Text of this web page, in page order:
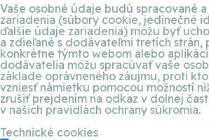
Vaše osobné údaje budú spracované
zariadenia (súbory cookie, jedinečné
ďalšie údaje zariadenia) môžu byť
a zdieľané s dodávateľmi tretích strán,
konkrétne týmto webom alebo
dodávatelia môžu spracúvať vaše
základe oprávneného záujmu, proti
vzniesť námietku pomocou možností
zrušiť prejdením na odkaz v dolnej
v našich pravidlách ochrany súkromia.
Technické cookies